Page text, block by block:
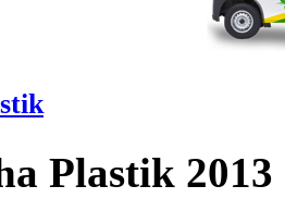
Plastik 2013